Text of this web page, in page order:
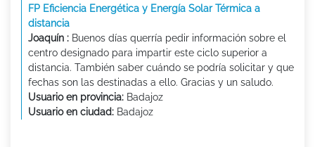
FP Eficiencia Energética y Energía Solar Térmica a
distancia
Joaquín : Buenos días querría pedir información sobre el
centro designado para impartir este ciclo superior a
distancia. También saber cuándo se podría solicitar y que
fechas son las destinadas a ello. Gracias y un saludo.
Usuario en provincia: Badajoz
Usuario en ciudad: Badajoz